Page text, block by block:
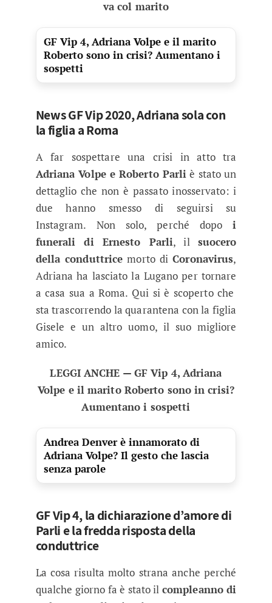
va col marito
GF Vip 4, Adriana Volpe e il marito
Roberto sono in crisi? Aumentano i
sospetti
News GF Vip 2020, Adriana sola con
la figlia a Roma
A far sospettare una crisi in atto tra
Adriana Volpe e Roberto Parli è stato un
dettaglio che non è passato inosservato: i
due hanno smesso di seguirsi su
Instagram. Non solo, perché dopoi
funerali di Ernesto Parli, il suocero
della conduttrice morto diCoronavirus,
Adriana ha lasciato la Lugano per tornare
a casa sua a Roma. Qui si è scoperto che
sta trascorrendo la quarantena con la figlia
Gisele e un altro uomo, il suo migliore
amico.
LEGGI ANCHE — GF Vip 4, Adriana
Volpe e il marito Roberto sono in crisi?
Aumentano i sospetti
Andrea Denver è innamorato di
Adriana Volpe? Il gesto che lascia
senza parole
GF Vip 4, la dichiarazione d’amore di
Parli e la fredda risposta della
conduttrice
La cosa risulta molto strana anche perché
qualche giorno fa è stato il compleanno di